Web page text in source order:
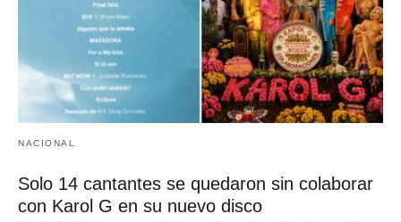
NACIONAL
Solo 14 cantantes se quedaron sin colaborar
con Karol G en su nuevo disco